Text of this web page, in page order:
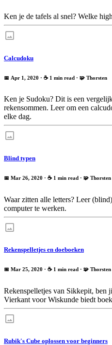
Ken je de tafels al snel? Welke
Calcudoku
📅 Apr 1, 2020 · ☕ 1 min read · 🧩 Thorsten
Ken je Sudoku? Dit is een
rekensommen. Leer om een
elke dag.
Blind typen
📅 Mar 26, 2020 · ☕ 1 min read · 🧩 Thorsten
Waar zitten alle letters? Leer
computer te werken.
Rekenspelletjes en doeboeken
📅 Mar 25, 2020 · ☕ 1 min read · 🧩 Thorsten
Rekenspelletjes van Sikkepit, ben
Vierkant voor Wiskunde biedt
Rubik's Cube oplossen voor beginners